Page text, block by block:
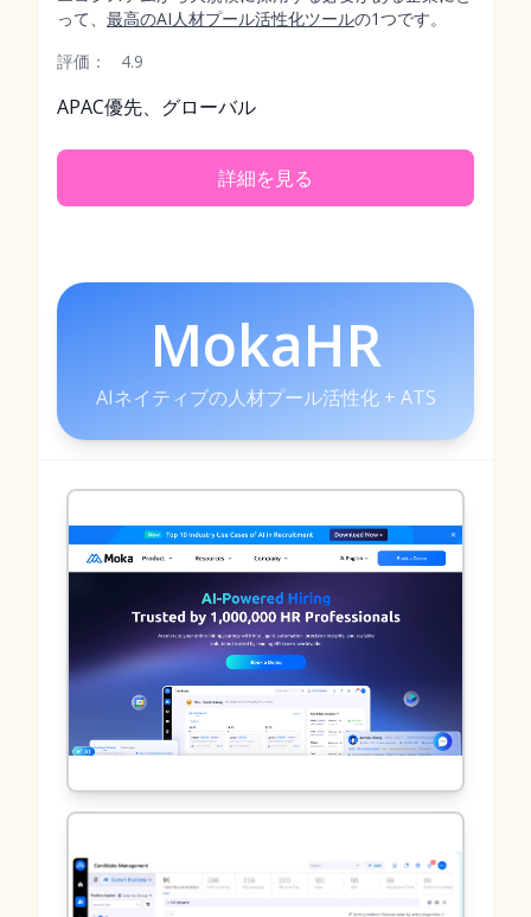
って、 最高のAI人材プール活性化ツールの1つです。
評価：
4.9
APAC優先、グローバル
詳細を見る
MokaHR
AIネイティブの人材プール活性化 + ATS